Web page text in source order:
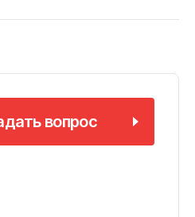
вопрос